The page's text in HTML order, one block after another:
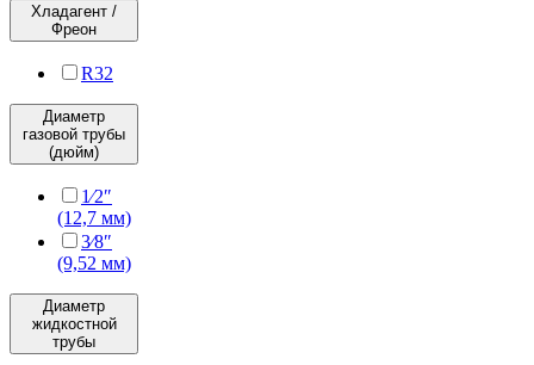
Хладагент /
Фреон
R32
Диаметр
газовой трубы
(дюйм)
1⁄2″
(12,7 мм)
3⁄8″
(9,52 мм)
Диаметр
жидкостной
трубы